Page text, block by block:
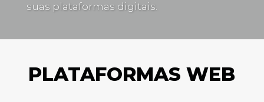
suas plataformas digitais.
PLATAFORMAS WEB